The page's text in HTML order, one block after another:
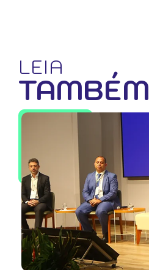
LEIA
TAMBÉM